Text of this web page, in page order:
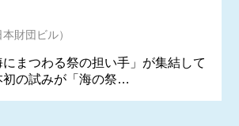
財団ビル）
にまつわる祭の担い手」が集結して
初の試みが「海の祭…